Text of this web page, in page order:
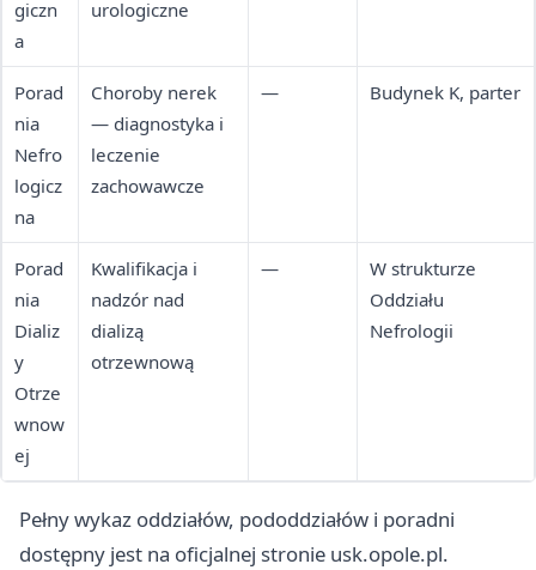
giczn
a
urologiczne
Porad
nia
Nefro
logicz
na
Choroby nerek
— diagnostyka i
leczenie
zachowawcze
— Budynek K, parter
Porad
nia
Dializ
y
Otrze
wnow
ej
Kwalifikacja i
nadzór nad
dializą
otrzewnową
—
W strukturze
Oddziału
Nefrologii
Pełny wykaz oddziałów, pododdziałów i poradni
dostępny jest na oficjalnej stronie usk.opole.pl.